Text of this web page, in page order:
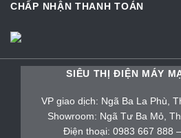
CHẤP NHẬN THANH TOÁN
SIÊU THỊ ĐIỆN MÁY
VP giao dịch: Ngã Ba La Phù,
Showroom: Ngã Tư Ba Mỏ,
Điện thoại: 0983 667 888